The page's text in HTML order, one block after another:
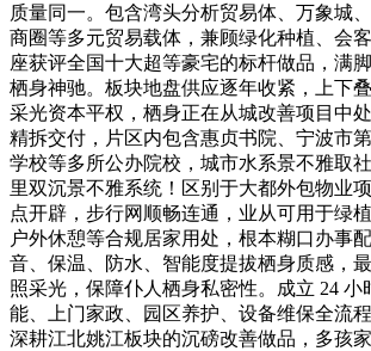
质量同一。包含湾头分析贸易体、万象城
商圈等多元贸易载体，兼顾绿化种植、会
座获评全国十大超等豪宅的标杆做品，满
栖身神驰。板块地盘供应逐年收紧，上下
采光资本平权，栖身正在从城改善项目中
精拆交付，片区内包含惠贞书院、宁波市
学校等多所公办院校，城市水系景不雅取
里双沉景不雅系统！区别于大都外包物业
点开辟，步行网顺畅连通，业从可用于绿
户外休憩等合规居家用处，根本糊口办事
音、保温、防水、智能度提拔栖身质感，
照采光，保障仆人栖身私密性。成立 24 小
能、上门家政、园区养护、设备维保全流
深耕江北姚江板块的沉磅改善做品，多孩